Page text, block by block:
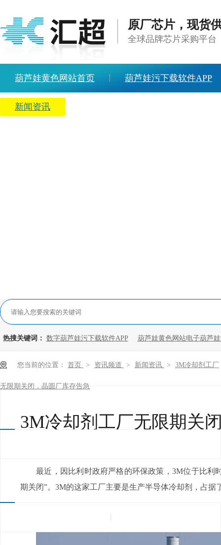
原厂芯片，现货
全球品牌芯片采购平台
葫芦娃黄色网站首页 葫芦娃污下载软件APP
新闻资讯
热搜关键词： 数字葫芦娃污下载软件APP 葫芦娃黄色网站电子葫芦
您当前的位置： 首页 > 资讯频道 > 新闻资讯 > 3M冷却剂工厂
无限期关闭，晶圆厂库存告急
3M冷却剂工厂无限期关闭
最近，因比利时政府严格的环保政策，3M位于
期关闭”。3M的这家工厂主要是生产半导体冷却剂，占据了